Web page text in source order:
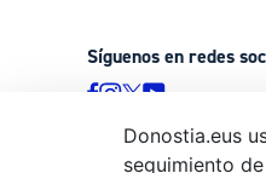
Síguenos en redes
Donostia.eus
seguimiento